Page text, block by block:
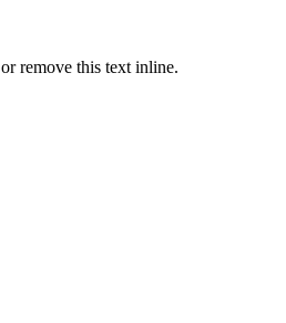
remove this text inline.